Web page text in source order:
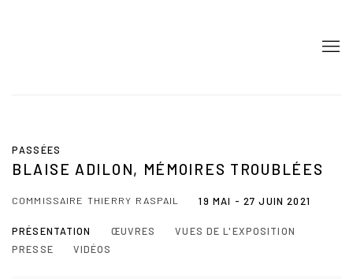
PASSÉES
BLAISE ADILON, MÉMOIRES TROUBLÉES
COMMISSAIRE THIERRY RASPAIL 19 MAI - 27 JUIN 2021
PRÉSENTATION ŒUVRES
VUES DE L'EXPOSITION
PRESSE
VIDÉOS